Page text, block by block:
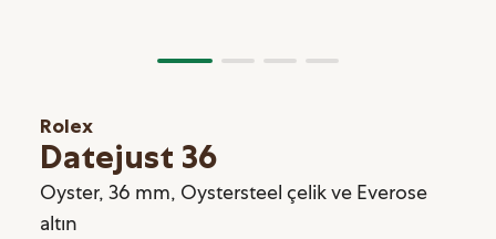
Rolex
Datejust 36
Oyster, 36 mm, Oystersteel çelik ve Everose
altın